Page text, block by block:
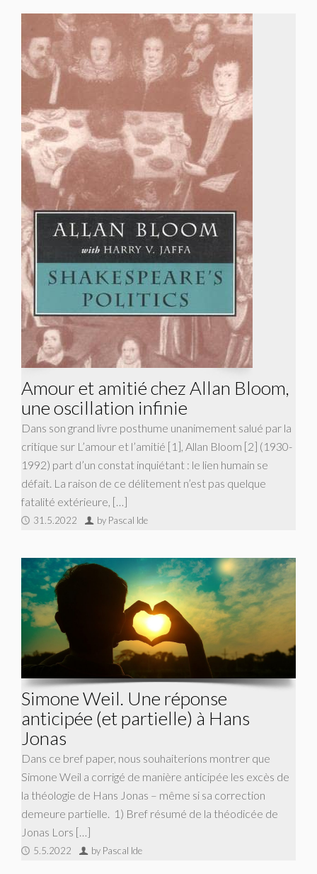
Amour et amitié chez Allan Bloom,
une oscillation infinie
Dans son grand livre posthume unanimement salué par la
critique sur L’amour et l’amitié [1], Allan Bloom [2] (1930-
1992) part d’un constat inquiétant : le lien humain se
défait. La raison de ce délitement n’est pas quelque
fatalité extérieure, […]
31.5.2022 by Pascal Ide
Simone Weil. Une réponse
anticipée (et partielle) à Hans
Jonas
Dans ce bref paper, nous souhaiterions montrer que
Simone Weil a corrigé de manière anticipée les excès de
la théologie de Hans Jonas – même si sa correction
demeure partielle. 1) Bref résumé de la théodicée de
Jonas Lors […]
5.5.2022 by Pascal Ide